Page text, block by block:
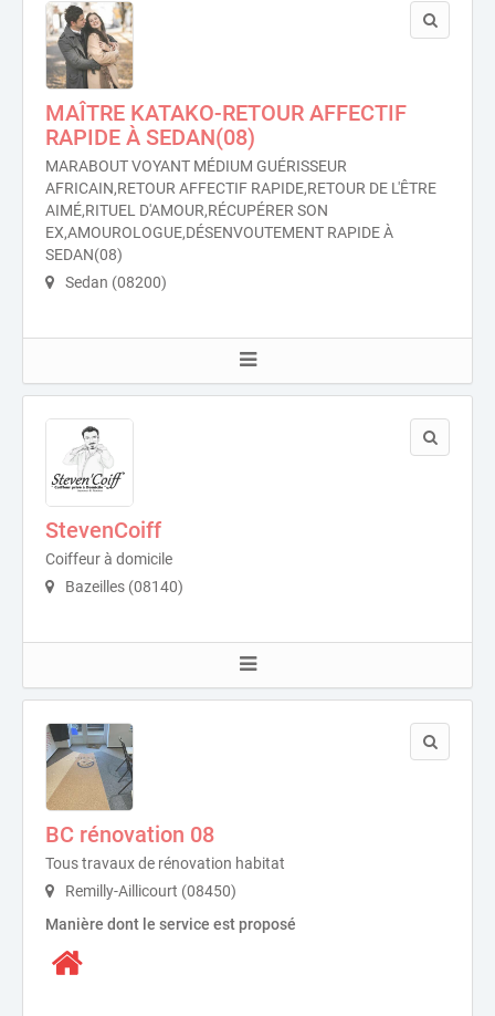
MAÎTRE KATAKO-RETOUR AFFECTIF
RAPIDE À SEDAN(08)
MARABOUT VOYANT MÉDIUM GUÉRISSEUR
AFRICAIN,RETOUR AFFECTIF RAPIDE,RETOUR DE L'ÊTRE
AIMÉ,RITUEL D'AMOUR,RÉCUPÉRER SON
EX,AMOUROLOGUE,DÉSENVOUTEMENT RAPIDE À
SEDAN(08)
Sedan (08200)
StevenCoiff
Coiffeur à domicile
Bazeilles (08140)
BC rénovation 08
Tous travaux de rénovation habitat
Remilly-Aillicourt (08450)
Manière dont le service est proposé